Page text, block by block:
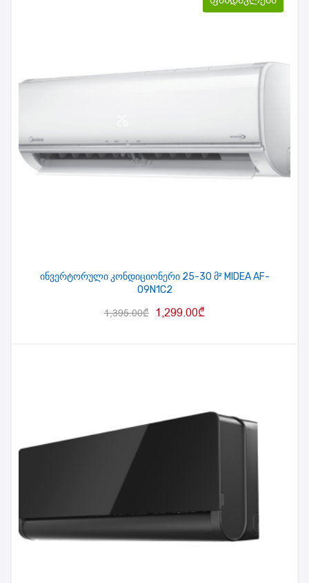
ინვერტორული კონდიციონერი 25-30 მ² MIDEA AF-
09N1C2
1,395.00₾ 1,299.00₾